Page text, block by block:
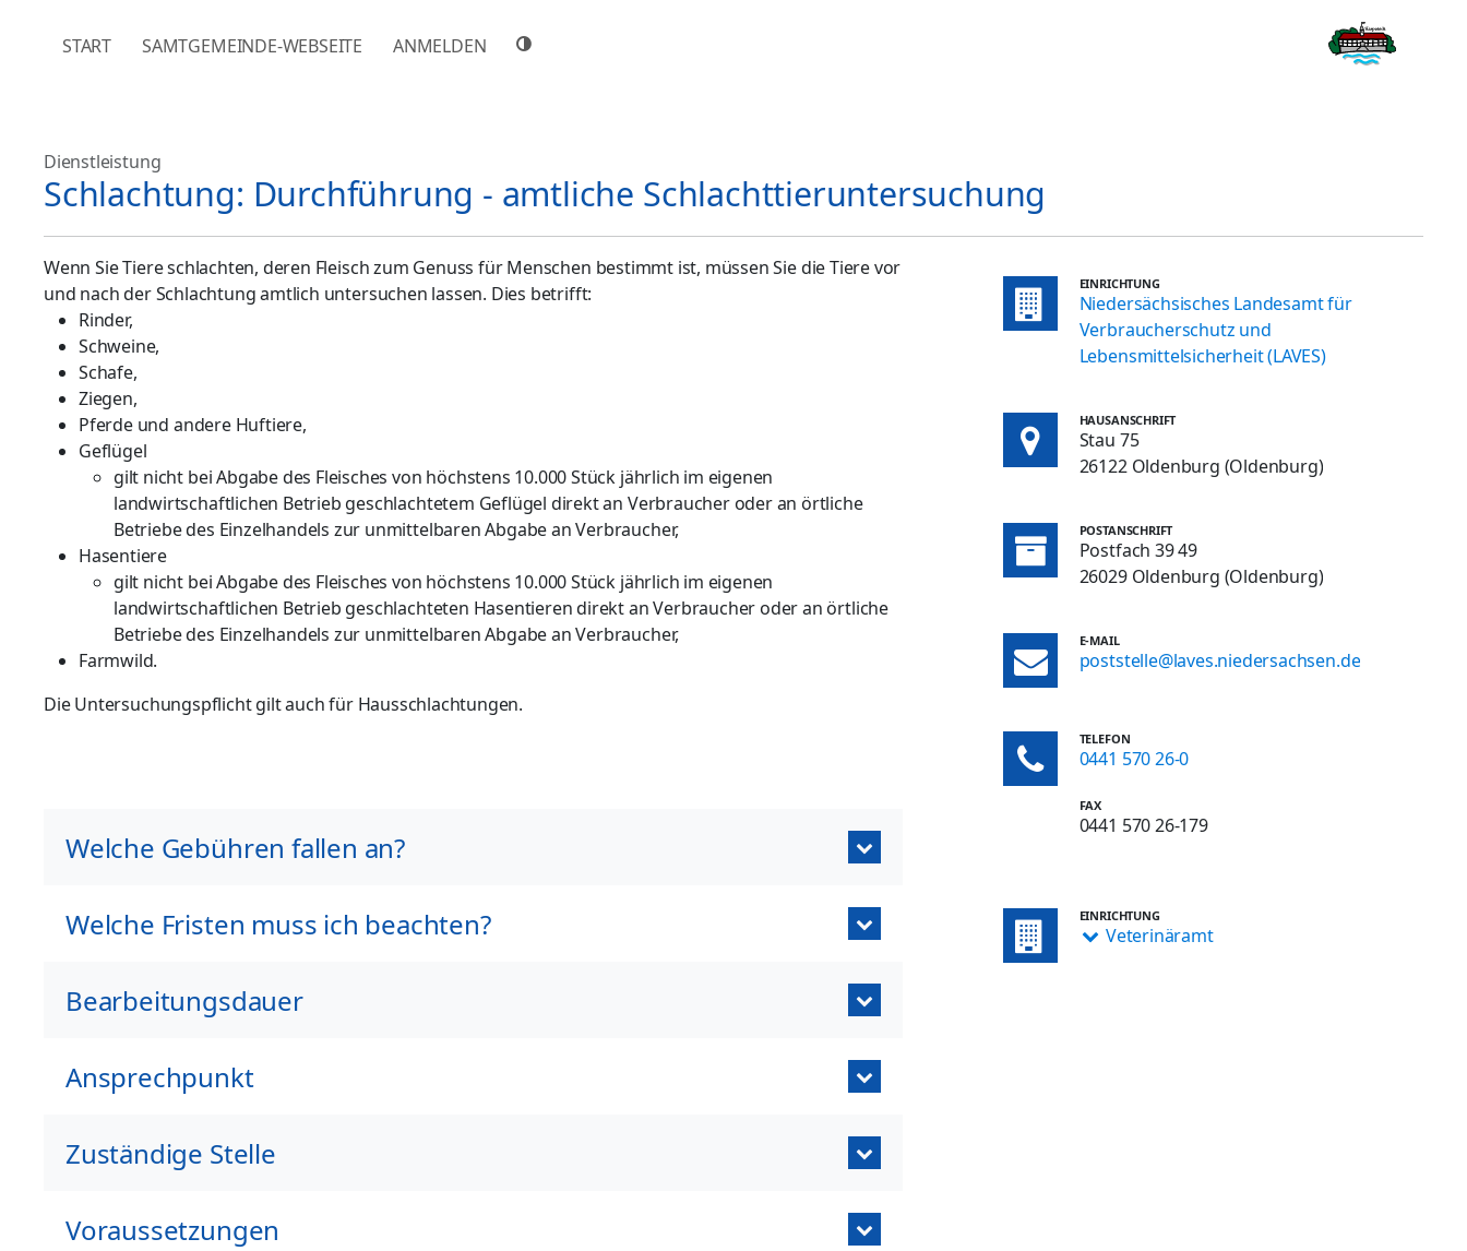
NAVIGATION ÜBERSPRINGEN
START SAMTGEMEINDE-WEBSEITE ANMELDEN
Dienstleistung
Schlachtung: Durchführung - amtliche Schlachttieruntersuchung
Wenn Sie Tiere schlachten, deren Fleisch zum Genuss für Menschen bestimmt ist, müssen Sie die Tiere vor
und nach der Schlachtung amtlich untersuchen lassen. Dies betrifft:
Rinder,
Schweine,
Schafe,
Ziegen,
Pferde und andere Huftiere,
Geflügel
gilt nicht bei Abgabe des Fleisches von höchstens 10.000 Stück jährlich im eigenen
landwirtschaftlichen Betrieb geschlachtetem Geflügel direkt an Verbraucher oder an örtliche
Betriebe des Einzelhandels zur unmittelbaren Abgabe an Verbraucher,
Hasentiere
gilt nicht bei Abgabe des Fleisches von höchstens 10.000 Stück jährlich im eigenen
landwirtschaftlichen Betrieb geschlachteten Hasentieren direkt an Verbraucher oder an örtliche
Betriebe des Einzelhandels zur unmittelbaren Abgabe an Verbraucher,
Farmwild.
Die Untersuchungspflicht gilt auch für Hausschlachtungen.
Welche Gebühren fallen an?
Welche Fristen muss ich beachten?
Bearbeitungsdauer
Ansprechpunkt
Zuständige Stelle
Voraussetzungen
EINRICHTUNG
Niedersächsisches Landesamt für
Verbraucherschutz und
Lebensmittelsicherheit (LAVES)
HAUSANSCHRIFT
Stau 75
26122 Oldenburg (Oldenburg)
POSTANSCHRIFT
Postfach 39 49
26029 Oldenburg (Oldenburg)
E-MAIL
poststelle@laves.niedersachsen.de
TELEFON
0441 570 26-0
FAX
0441 570 26-179
EINRICHTUNG
Veterinäramt